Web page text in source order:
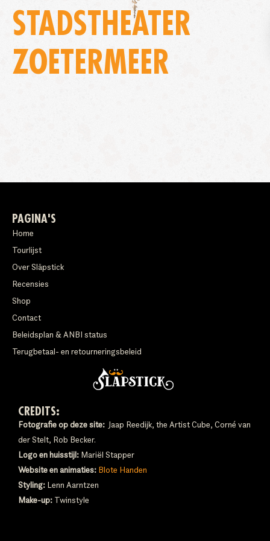
STADSTHEATER
ZOETERMEER
PAGINA'S
Home
Tourlijst
Over Släpstick
Recensies
Shop
Contact
Beleidsplan & ANBI status
Terugbetaal- en retourneringsbeleid
CREDITS:
Fotografie op deze site: Jaap Reedijk, the Artist Cube, Corné van
der Stelt, Rob Becker.
Logo en huisstijl: Mariël Stapper
Website en animaties: Blote Handen
Styling: Lenn Aarntzen
Make-up: Twinstyle